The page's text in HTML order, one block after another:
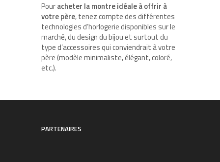
Pouracheter la montre idéale à offrir à
votre père, tenez compte des différentes
technologies d’horlogerie disponibles sur le
marché, du design du bijou et surtout du
type d’accessoires qui conviendrait à votre
père (modèle minimaliste, élégant, coloré,
etc.).
PARTENAIRES